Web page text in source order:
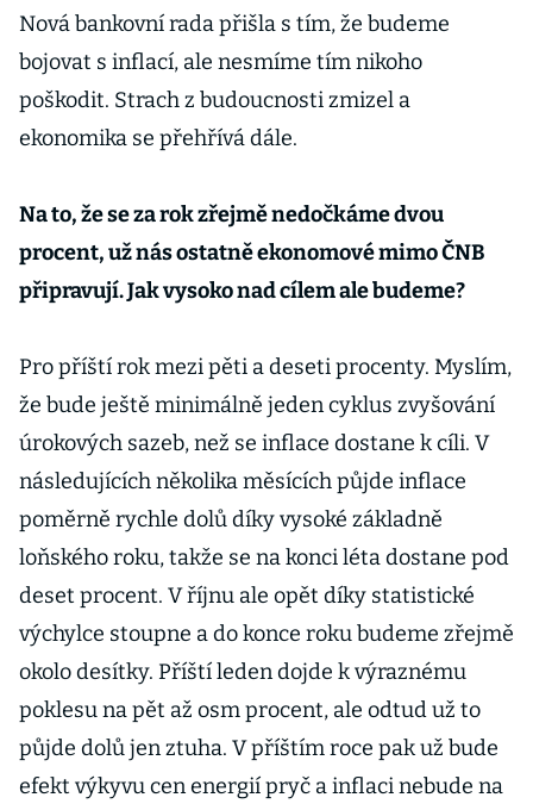
Nová bankovní rada přišla s tím, že budeme
bojovat s inflací, ale nesmíme tím nikoho
poškodit. Strach z budoucnosti zmizel a
ekonomika se přehřívá dále.
Na to, že se za rok zřejmě nedočkáme dvou
procent, už nás ostatně ekonomové mimo ČNB
připravují. Jak vysoko nad cílem ale budeme?
Pro příští rok mezi pěti a deseti procenty. Myslím,
že bude ještě minimálně jeden cyklus zvyšování
úrokových sazeb, než se inflace dostane k cíli. V
následujících několika měsících půjde inflace
poměrně rychle dolů díky vysoké základně
loňského roku, takže se na konci léta dostane pod
deset procent. V říjnu ale opět díky statistické
výchylce stoupne a do konce roku budeme zřejmě
okolo desítky. Příští leden dojde k výraznému
poklesu na pět až osm procent, ale odtud už to
půjde dolů jen ztuha. V příštím roce pak už bude
efekt výkyvu cen energií pryč a inflaci nebude na